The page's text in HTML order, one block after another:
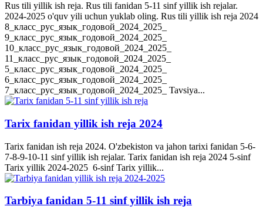
Rus tili yillik ish reja. Rus tili fanidan 5-11 sinf yillik ish rejalar.
2024-2025 o'quv yili uchun yuklab oling. Rus tili yillik ish reja 2024
8_класс_рус_язык_годовой_2024_2025_
9_класс_рус_язык_годовой_2024_2025_
10_класс_рус_язык_годовой_2024_2025_
11_класс_рус_язык_годовой_2024_2025_
5_класс_рус_язык_годовой_2024_2025_
6_класс_рус_язык_годовой_2024_2025_
7_класс_рус_язык_годовой_2024_2025_ Tavsiya...
Tarix fanidan yillik ish reja 2024
Tarix fanidan ish reja 2024. O'zbekiston va jahon tarixi fanidan 5-6-
7-8-9-10-11 sinf yillik ish rejalar. Tarix fanidan ish reja 2024 5-sinf
Tarix yillik 2024-2025 6-sinf Tarix yillik...
Tarbiya fanidan 5-11 sinf yillik ish reja